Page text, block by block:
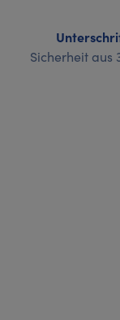
Sicherheit aus